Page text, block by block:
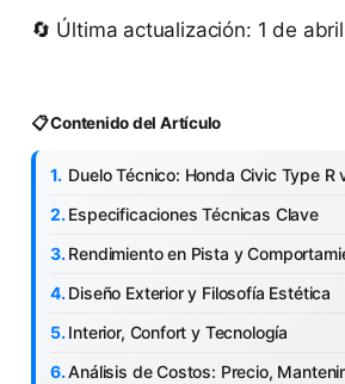
🔄 Última actualización: 1 de
📋 Contenido del Artículo
Duelo Técnico: Honda Civic Type R
Especificaciones Técnicas Clave
Rendimiento en Pista y
Diseño Exterior y Filosofía Estética
Interior, Confort y Tecnología
Análisis de Costos: Precio,